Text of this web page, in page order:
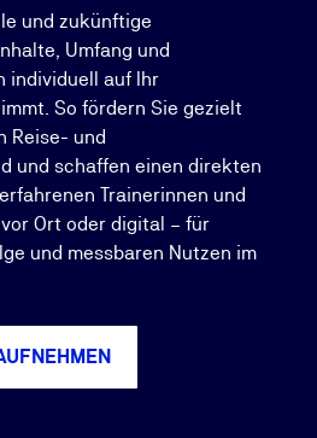
und zukünftige
Umfang und
individuell auf Ihr
So fördern Sie gezielt
Reise- und
und schaffen einen direkten
Trainerinnen und
Ort oder digital – für
und messbaren Nutzen im